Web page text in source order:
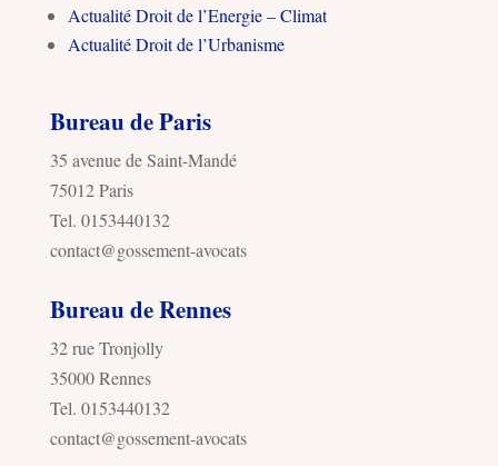
Actualité Droit de l’Energie – Climat
Actualité Droit de l’Urbanisme
Bureau de Paris
35 avenue de Saint-Mandé
75012 Paris
Tel. 0153440132
contact@gossement-avocats
Bureau de Rennes
32 rue Tronjolly
35000 Rennes
Tel. 0153440132
contact@gossement-avocats